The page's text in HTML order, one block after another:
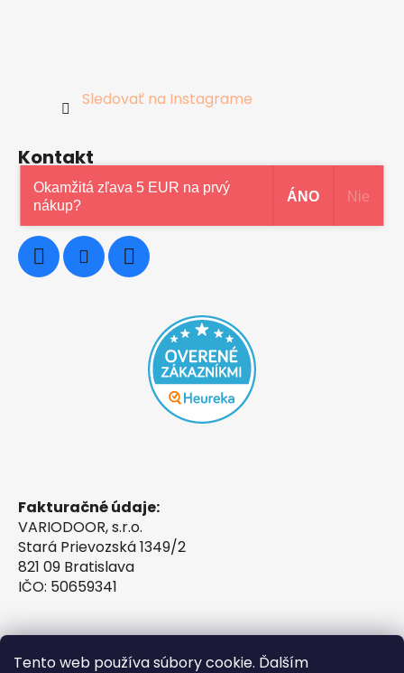
Tento web používa súbory cookie. Ďalším
Sledovať na Instagrame
Kontakt
0948997914
Fakturačné údaje:
VARIODOOR, s.r.o.
Stará Prievozská 1349/2
821 09 Bratislava
IČO: 50659341
Okamžitá zľava 5 EUR na prvý
nákup?
ÁNO Nie